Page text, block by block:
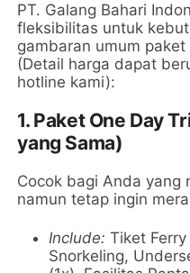
PT. Galang Bahari
fleksibilitas untuk
gambaran umum
(Detail harga dapat
hotline kami):
1. Paket One Day
yang Sama)
Cocok bagi Anda yang
namun tetap ingin
Include: Tiket
Snorkeling,